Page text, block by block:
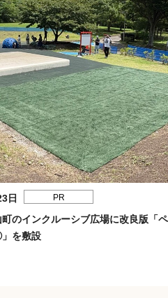
日 PR
のインクルーシブ広場に改良版「
を敷設